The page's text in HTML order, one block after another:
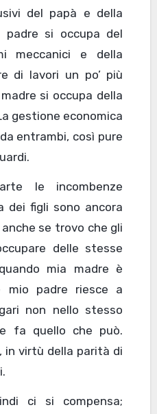
del papà e della
si occupa del
meccanici e della
di lavori un po’ più
si occupa della
gestione economica
entrambi, così pure
le incombenze
dei figli sono ancora
se trovo che gli
delle stesse
mia madre è
mio padre riesce a
non nello stesso
fa quello che può.
in virtù della parità di
ci si compensa;